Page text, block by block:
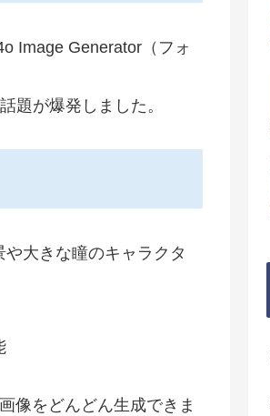
Image Generator（フォ
題が爆発しました。
大きな瞳のキャラクタ
像をどんどん生成できま